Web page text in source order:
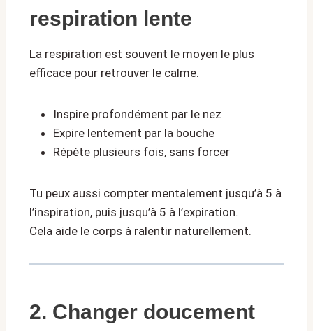
respiration lente
La respiration est souvent le moyen le plus
efficace pour retrouver le calme.
Inspire profondément par le nez
Expire lentement par la bouche
Répète plusieurs fois, sans forcer
Tu peux aussi compter mentalement jusqu’à 5 à
l’inspiration, puis jusqu’à 5 à l’expiration.
Cela aide le corps à ralentir naturellement.
2. Changer doucement